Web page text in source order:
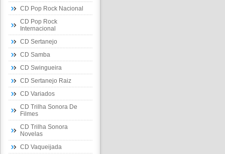
CD Pop Rock Nacional
CD Pop Rock
Internacional
CD Sertanejo
CD Samba
CD Swingueira
CD Sertanejo Raiz
CD Variados
CD Trilha Sonora De
Filmes
CD Trilha Sonora
Novelas
CD Vaqueijada